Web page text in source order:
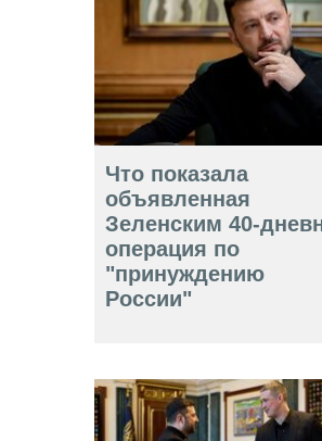
Что показала
объявленная
Зеленским 40-
операция по
"принуждению
России"